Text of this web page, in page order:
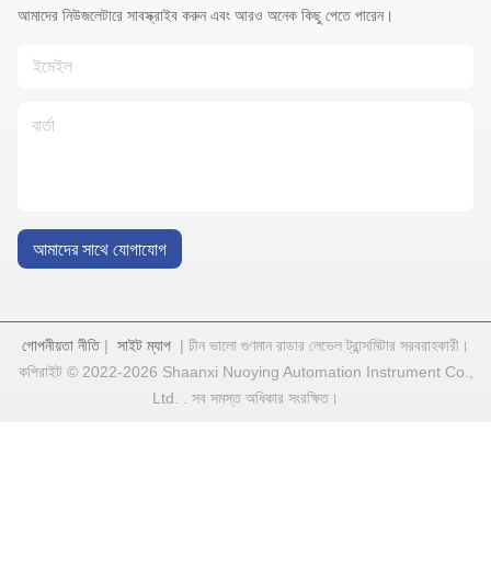
আমাদের নিউজলেটারে সাবস্ক্রাইব করুন এবং আরও অনেক কিছু পেতে পারেন।
আমাদের সাথে যোগাযোগ
গোপনীয়তা নীতি| সাইট ম্যাপ | চীন ভালো গুণমান রাডার লেভেল ট্রান্সমিটার সরবরাহকারী।
কপিরাইট © 2022-2026 Shaanxi Nuoying Automation Instrument Co.,
Ltd. . সব সমস্ত অধিকার সংরক্ষিত।